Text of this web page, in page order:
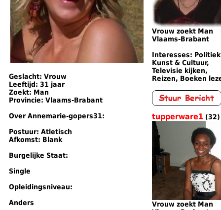
Geslacht: Vrouw
Leeftijd: 31 jaar
Zoekt: Man
Provincie: Vlaams-Brabant
Over Annemarie-gopers31:
Postuur: Atletisch
Afkomst: Blank
Burgelijke Staat:
Single
Opleidingsniveau:
Anders
Vrouw zoekt Man
Vlaams-Brabant
Interesses:
Kunst & Cultuur,
Televisie kijken,
Reizen, Boeken
tupperware1 (32)
Vrouw zoekt Man